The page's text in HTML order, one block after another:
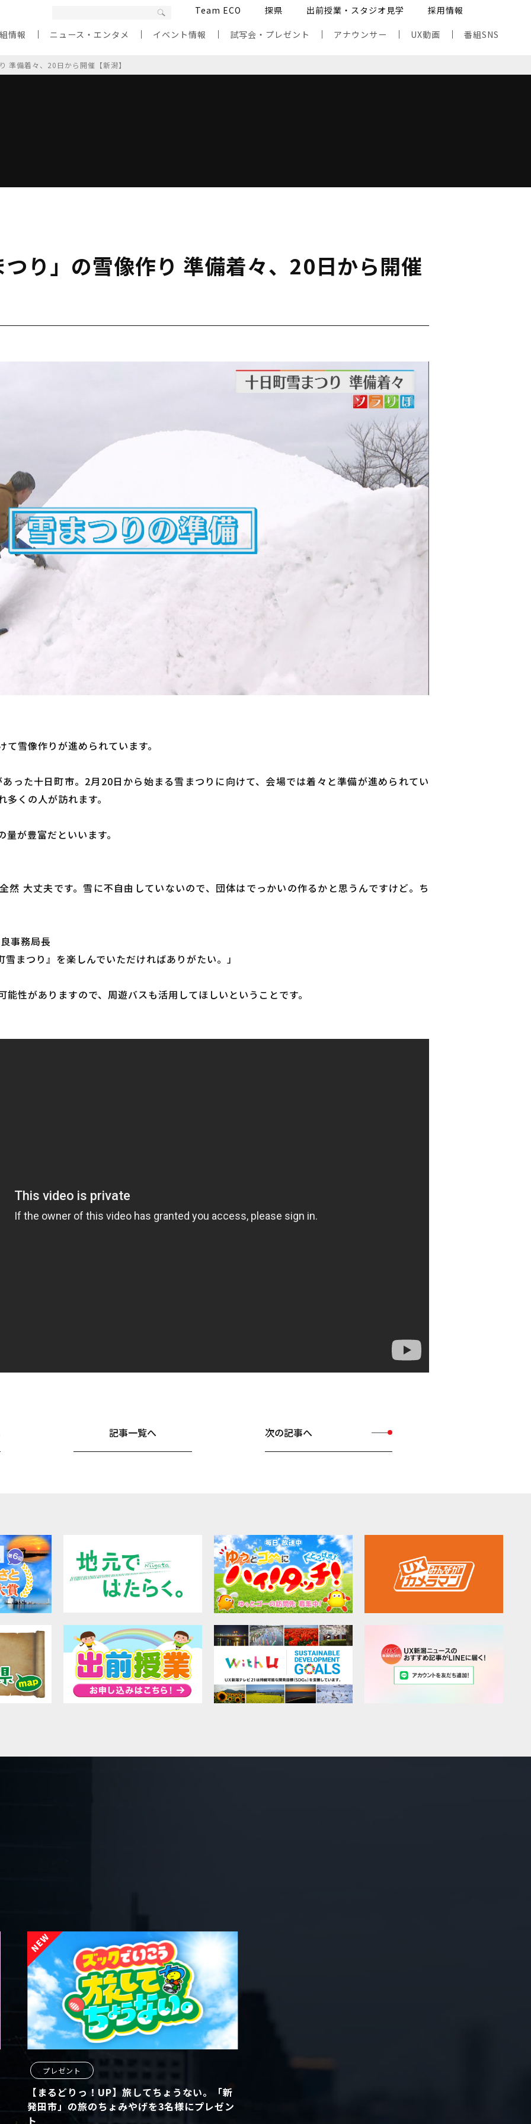
Team ECO 探県 出前授業・スタジオ見学 採用情報
情報 ニュース・エンタメ イベント情報 試写会・プレゼント アナウンサー UX動画 番組SNS
準備着々、20日から開催【新潟】
り」の雪像作り 準備着々、20日から開催
雪像作りが進められています。
った十日町市。2月20日から始まる雪まつりに向けて、会場では着々と準備が進められてい
くの人が訪れます。
が豊富だといいます。
然 大丈夫です。雪に不自由していないので、団体はでっかいの作るかと思うんですけど。ち
事務局長
まつり』を楽しんでいただければありがたい。」
性がありますので、周遊バスも活用してほしいということです。
記事一覧へ 次の記事へ
プレゼント
【まるどりっ！UP】旅してちょうない。「新
発田市」の旅のちょみやげを3名様にプレゼン
ト